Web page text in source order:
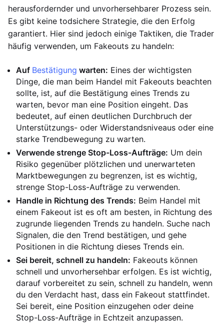
herausfordernder und unvorhersehbarer Prozess sein.
Es gibt keine todsichere Strategie, die den Erfolg
garantiert. Hier sind jedoch einige Taktiken, die Trader
häufig verwenden, um Fakeouts zu handeln:
Auf Bestätigung warten: Eines der wichtigsten
Dinge, die man beim Handel mit Fakeouts beachten
sollte, ist, auf die Bestätigung eines Trends zu
warten, bevor man eine Position eingeht. Das
bedeutet, auf einen deutlichen Durchbruch der
Unterstützungs- oder Widerstandsniveaus oder eine
starke Trendbewegung zu warten.
Verwende strenge Stop-Loss-Aufträge: Um dein
Risiko gegenüber plötzlichen und unerwarteten
Marktbewegungen zu begrenzen, ist es wichtig,
strenge Stop-Loss-Aufträge zu verwenden.
Handle in Richtung des Trends: Beim Handel mit
einem Fakeout ist es oft am besten, in Richtung des
zugrunde liegenden Trends zu handeln. Suche nach
Signalen, die den Trend bestätigen, und gehe
Positionen in die Richtung dieses Trends ein.
Sei bereit, schnell zu handeln: Fakeouts können
schnell und unvorhersehbar erfolgen. Es ist wichtig,
darauf vorbereitet zu sein, schnell zu handeln, wenn
du den Verdacht hast, dass ein Fakeout stattfindet.
Sei bereit, eine Position einzugehen oder deine
Stop-Loss-Aufträge in Echtzeit anzupassen.